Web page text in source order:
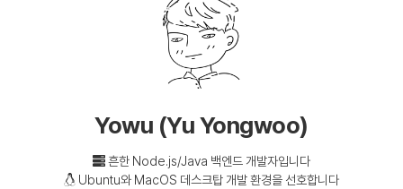
Yowu (Yu Yongwoo)
흔한 Node.js/Java 백엔드 개발자입니다
Ubuntu와 MacOS 데스크탑 개발 환경을 선호합니다